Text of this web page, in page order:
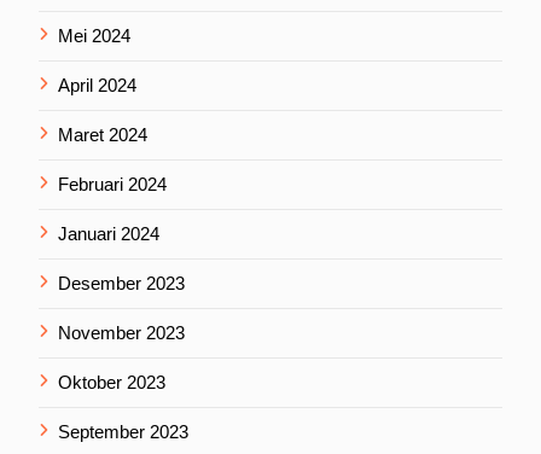
Mei 2024
April 2024
Maret 2024
Februari 2024
Januari 2024
Desember 2023
November 2023
Oktober 2023
September 2023